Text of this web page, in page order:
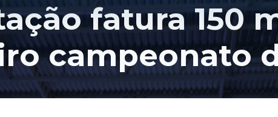
fatura 150
campeonato